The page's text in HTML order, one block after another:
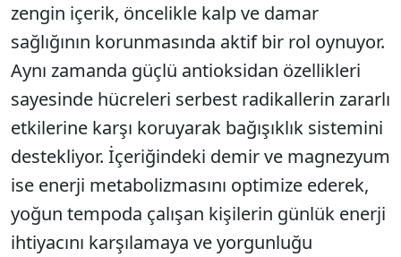
zengin içerik, öncelikle kalp ve damar
sağlığının korunmasında aktif bir rol oynuyor.
Aynı zamanda güçlü antioksidan özellikleri
sayesinde hücreleri serbest radikallerin zararlı
etkilerine karşı koruyarak bağışıklık sistemini
destekliyor. İçeriğindeki demir ve magnezyum
ise enerji metabolizmasını optimize ederek,
yoğun tempoda çalışan kişilerin günlük enerji
ihtiyacını karşılamaya ve yorgunluğu